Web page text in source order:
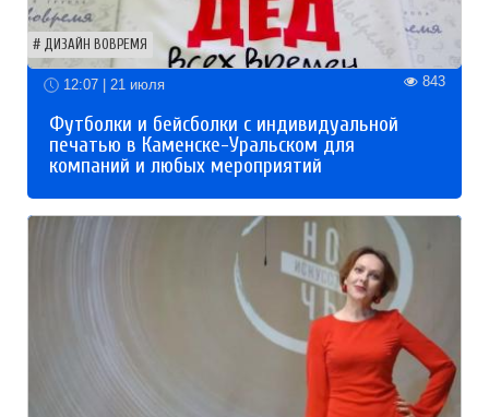
ДИЗАЙН ВОВРЕМЯ
12:07 | 21 июля 843
Футболки и бейсболки с индивидуальной
печатью в Каменске-Уральском для
компаний и любых мероприятий